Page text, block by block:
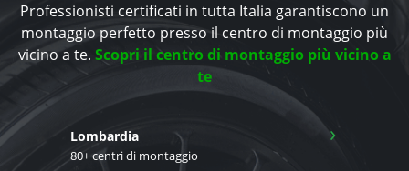
Professionisti certificati in tutta Italia garantiscono un
montaggio perfetto presso il centro di montaggio più
vicino a te. Scopri il centro di montaggio più vicino a
te
Lombardia
80+ centri di montaggio
›